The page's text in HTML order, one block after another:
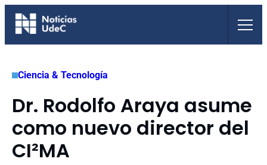
Saltar
Ciencia & Tecnología
Dr. Rodolfo Araya asume
como nuevo director del
CI²MA